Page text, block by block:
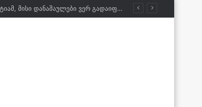
გურამ ნიკოლაშვილი: ისტორიას ვერ გადაწერთ. რაც არ უნდა იხმაუროს დამარცხებულმა პარტიამ, მისი დანაშაულები ვერ გადაიფარება